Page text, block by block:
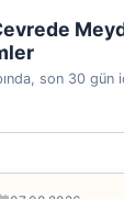
son 30 gün